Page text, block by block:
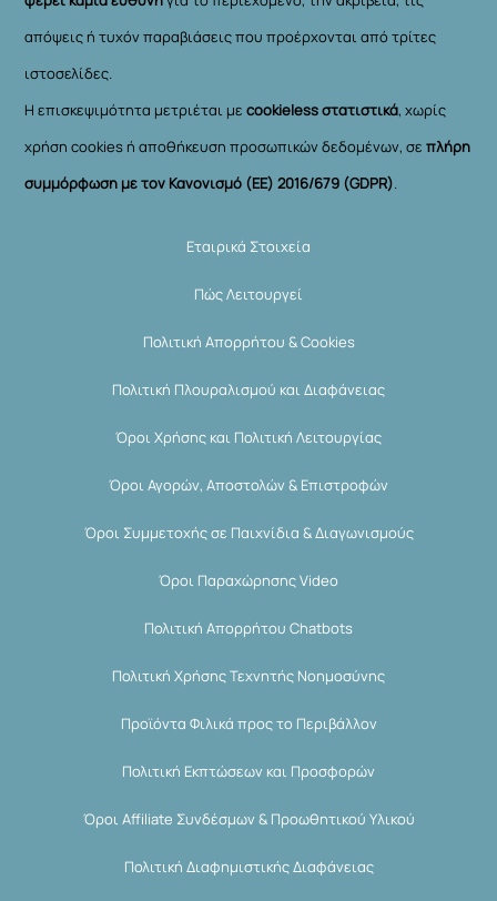
απόψεις ή τυχόν παραβιάσεις που προέρχονται από τρίτες
ιστοσελίδες.
Η επισκεψιμότητα μετριέται μεcookieless στατιστικά, χωρίς
χρήση cookies ή αποθήκευση προσωπικών δεδομένων, σεπλήρη
συμμόρφωση με τον Κανονισμό (ΕΕ) 2016/679 (GDPR).
Εταιρικά Στοιχεία
Πώς Λειτουργεί
Πολιτική Απορρήτου & Cookies
Πολιτική Πλουραλισμού και Διαφάνειας
Όροι Χρήσης και Πολιτική Λειτουργίας
Όροι Αγορών, Αποστολών & Επιστροφών
Όροι Συμμετοχής σε Παιχνίδια & Διαγωνισμούς
Όροι Παραχώρησης Video
Πολιτική Απορρήτου Chatbots
Πολιτική Χρήσης Τεχνητής Νοημοσύνης
Προϊόντα Φιλικά προς το Περιβάλλον
Πολιτική Εκπτώσεων και Προσφορών
Όροι Affiliate Συνδέσμων & Προωθητικού Υλικού
Πολιτική Διαφημιστικής Διαφάνειας